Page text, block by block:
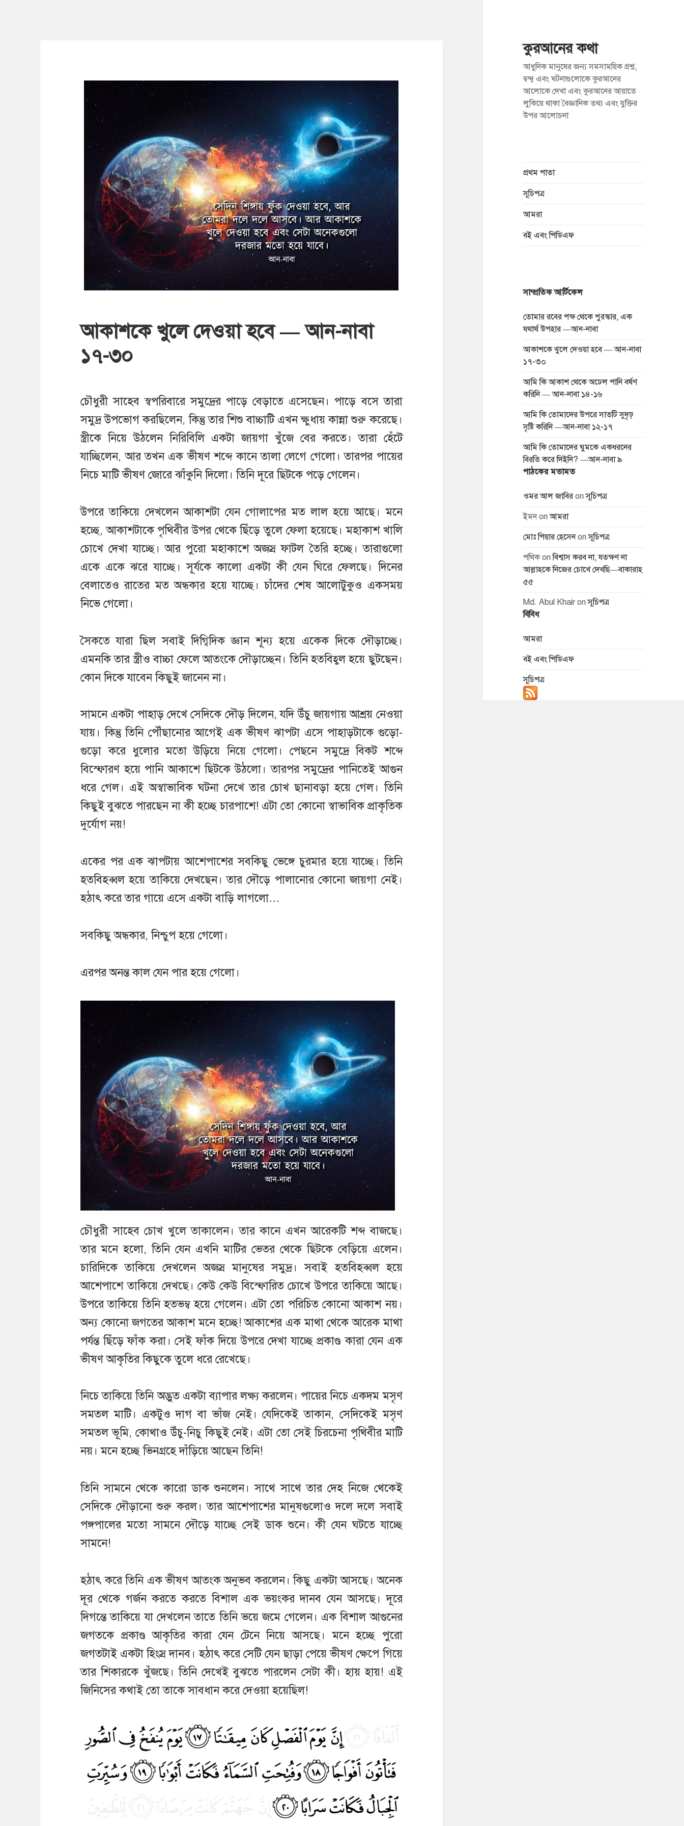
কুরআনের কথা
আধুনিক মানুষের জন্য সমসাময়িক প্রশ্ন,
দ্বন্দ্ব এবং ঘটনাগুলোকে কুরআনের
আলোকে দেখা এবং কুরআনের আয়াতে
লুকিয়ে থাকা বৈজ্ঞানিক তথ্য এবং যুক্তির
উপর আলোচনা
প্রথম পাতা
সূচিপত্র
আমরা
বই এবং পিডিএফ
সাম্প্রতিক আর্টিকেল
তোমার রবের পক্ষ থেকে পুরস্কার, এক
যথার্থ উপহার —আন-নাবা
আকাশকে খুলে দেওয়া হবে — আন-নাবা
১৭-৩০
আমি কি আকাশ থেকে অঢেল পানি বর্ষণ
করিনি — আন-নাবা ১৪-১৬
আমি কি তোমাদের উপরে সাতটি সুদৃঢ়
সৃষ্টি করিনি —আন-নাবা ১২-১৭
আমি কি তোমাদের ঘুমকে একধরনের
বিরতি করে দিইনি? —আন-নাবা ৯
পাঠকের মতামত
ওমর আল জাবিরonসূচিপত্র
ইমনonআমরা
মোঃ পিয়ার হেসেনonসূচিপত্র
পথিকonবিশ্বাস করব না, যতক্ষণ না
আল্লাহকে নিজের চোখে দেখছি—বাকারাহ
৫৫
Md. Abul Khaironসূচিপত্র
বিবিধ
আমরা
বই এবং পিডিএফ
সূচিপত্র
আকাশকে খুলে দেওয়া হবে — আন-নাবা
১৭-৩০
চৌধুরী সাহেব স্বপরিবারে সমুদ্রের পাড়ে বেড়াতে এসেছেন। পাড়ে বসে তারা
সমুদ্র উপভোগ করছিলেন, কিন্তু তার শিশু বাচ্চাটি এখন ক্ষুধায় কান্না শুরু করেছে।
স্ত্রীকে নিয়ে উঠলেন নিরিবিলি একটা জায়গা খুঁজে বের করতে। তারা হেঁটে
যাচ্ছিলেন, আর তখন এক ভীষণ শব্দে কানে তালা লেগে গেলো। তারপর পায়ের
নিচে মাটি ভীষণ জোরে ঝাঁকুনি দিলো। তিনি দূরে ছিটকে পড়ে গেলেন।
উপরে তাকিয়ে দেখলেন আকাশটা যেন গোলাপের মত লাল হয়ে আছে। মনে
হচ্ছে, আকাশটাকে পৃথিবীর উপর থেকে ছিঁড়ে তুলে ফেলা হয়েছে। মহাকাশ খালি
চোখে দেখা যাচ্ছে। আর পুরো মহাকাশে অজস্র ফাটল তৈরি হচ্ছে। তারাগুলো
একে একে ঝরে যাচ্ছে। সূর্যকে কালো একটা কী যেন ঘিরে ফেলছে। দিনের
বেলাতেও রাতের মত অন্ধকার হয়ে যাচ্ছে। চাঁদের শেষ আলোটুকুও একসময়
নিভে গেলো।
সৈকতে যারা ছিল সবাই দিগ্বিদিক জ্ঞান শূন্য হয়ে একেক দিকে দৌড়াচ্ছে।
এমনকি তার স্ত্রীও বাচ্চা ফেলে আতংকে দৌড়াচ্ছেন। তিনি হতবিহ্বল হয়ে ছুটছেন।
কোন দিকে যাবেন কিছুই জানেন না।
সামনে একটা পাহাড় দেখে সেদিকে দৌড় দিলেন, যদি উঁচু জায়গায় আশ্রয় নেওয়া
যায়। কিন্তু তিনি পৌঁছানোর আগেই এক ভীষণ ঝাপটা এসে পাহাড়টাকে গুড়ো-
গুড়ো করে ধুলোর মতো উড়িয়ে নিয়ে গেলো। পেছনে সমুদ্রে বিকট শব্দে
বিস্ফোরণ হয়ে পানি আকাশে ছিটকে উঠলো। তারপর সমুদ্রের পানিতেই আগুন
ধরে গেল। এই অস্বাভাবিক ঘটনা দেখে তার চোখ ছানাবড়া হয়ে গেল। তিনি
কিছুই বুঝতে পারছেন না কী হচ্ছে চারপাশে! এটা তো কোনো স্বাভাবিক প্রাকৃতিক
দুর্যোগ নয়!
একের পর এক ঝাপটায় আশেপাশের সবকিছু ভেঙ্গে চুরমার হয়ে যাচ্ছে। তিনি
হতবিহব্বল হয়ে তাকিয়ে দেখছেন। তার দৌড়ে পালানোর কোনো জায়গা নেই।
হঠাৎ করে তার গায়ে এসে একটা বাড়ি লাগলো…
সবকিছু অন্ধকার, নিশ্চুপ হয়ে গেলো।
এরপর অনন্ত কাল যেন পার হয়ে গেলো।
চৌধুরী সাহেব চোখ খুলে তাকালেন। তার কানে এখন আরেকটি শব্দ বাজছে।
তার মনে হলো, তিনি যেন এখনি মাটির ভেতর থেকে ছিটকে বেড়িয়ে এলেন।
চারিদিকে তাকিয়ে দেখলেন অজস্র মানুষের সমুদ্র। সবাই হতবিহব্বল হয়ে
আশেপাশে তাকিয়ে দেখছে। কেউ কেউ বিস্ফোরিত চোখে উপরে তাকিয়ে আছে।
উপরে তাকিয়ে তিনি হতভম্ব হয়ে গেলেন। এটা তো পরিচিত কোনো আকাশ নয়।
অন্য কোনো জগতের আকাশ মনে হচ্ছে! আকাশের এক মাথা থেকে আরেক মাথা
পর্যন্ত ছিঁড়ে ফাঁক করা। সেই ফাঁক দিয়ে উপরে দেখা যাচ্ছে প্রকাণ্ড কারা যেন এক
ভীষণ আকৃতির কিছুকে তুলে ধরে রেখেছে।
নিচে তাকিয়ে তিনি অদ্ভুত একটা ব্যাপার লক্ষ্য করলেন। পায়ের নিচে একদম মসৃণ
সমতল মাটি। একটুও দাগ বা ভাঁজ নেই। যেদিকেই তাকান, সেদিকেই মসৃণ
সমতল ভূমি, কোথাও উঁচু-নিচু কিছুই নেই। এটা তো সেই চিরচেনা পৃথিবীর মাটি
নয়। মনে হচ্ছে ভিনগ্রহে দাঁড়িয়ে আছেন তিনি!
তিনি সামনে থেকে কারো ডাক শুনলেন। সাথে সাথে তার দেহ নিজে থেকেই
সেদিকে দৌড়ানো শুরু করল। তার আশেপাশের মানুষগুলোও দলে দলে সবাই
পঙ্গপালের মতো সামনে দৌড়ে যাচ্ছে সেই ডাক শুনে। কী যেন ঘটতে যাচ্ছে
সামনে!
হঠাৎ করে তিনি এক ভীষণ আতংক অনুভব করলেন। কিছু একটা আসছে। অনেক
দূর থেকে গর্জন করতে করতে বিশাল এক ভয়ংকর দানব যেন আসছে। দূরে
দিগন্তে তাকিয়ে যা দেখলেন তাতে তিনি ভয়ে জমে গেলেন। এক বিশাল আগুনের
জগতকে প্রকাণ্ড আকৃতির কারা যেন টেনে নিয়ে আসছে। মনে হচ্ছে পুরো
জগতটাই একটা হিংস্র দানব। হঠাৎ করে সেটি যেন ছাড়া পেয়ে ভীষণ ক্ষেপে গিয়ে
তার শিকারকে খুঁজছে। তিনি দেখেই বুঝতে পারলেন সেটা কী। হায় হায়! এই
জিনিসের কথাই তো তাকে সাবধান করে দেওয়া হয়েছিল!